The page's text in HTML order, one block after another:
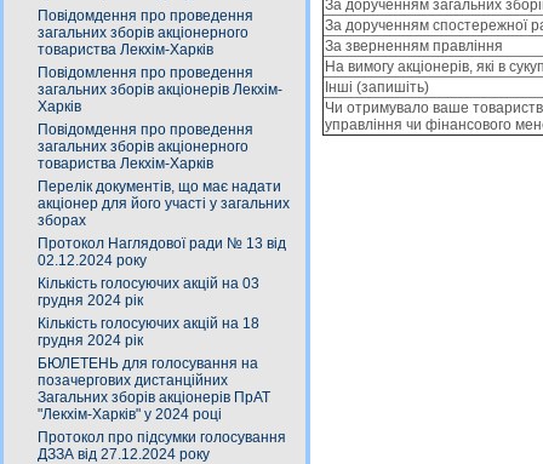
Повідомдення про проведення
загальних зборів акціонерного
товариства Лекхім-Харків
Повідомлення про проведення
загальних зборів акціонерів Лекхім-
Харків
Повідомдення про проведення
загальних зборів акціонерного
товариства Лекхім-Харків
Перелік документів, що має надати
акціонер для його участі у загальних
зборах
Протокол Наглядової ради № 13 від
02.12.2024 року
Кількість голосуючих акцій на 03
грудня 2024 рік
Кількість голосуючих акцій на 18
грудня 2024 рік
БЮЛЕТЕНЬ для голосування на
позачергових дистанційних
Загальних зборів акціонерів ПрАТ
"Лекхім-Харків" у 2024 році
Протокол про підсумки голосування
ДЗЗА від 27.12.2024 року
За дорученням загальних
За дорученням спостережної
За зверненням правління
На вимогу акціонерів, які в
Іншi (запишіть)
Чи отримувало ваше
управління чи фінансового